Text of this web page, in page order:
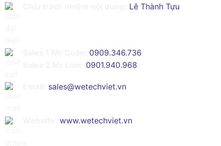
Lê Thành Tựu
0909.346.736
0901.940.968
sales@wetechviet.vn
www.wetechviet.vn